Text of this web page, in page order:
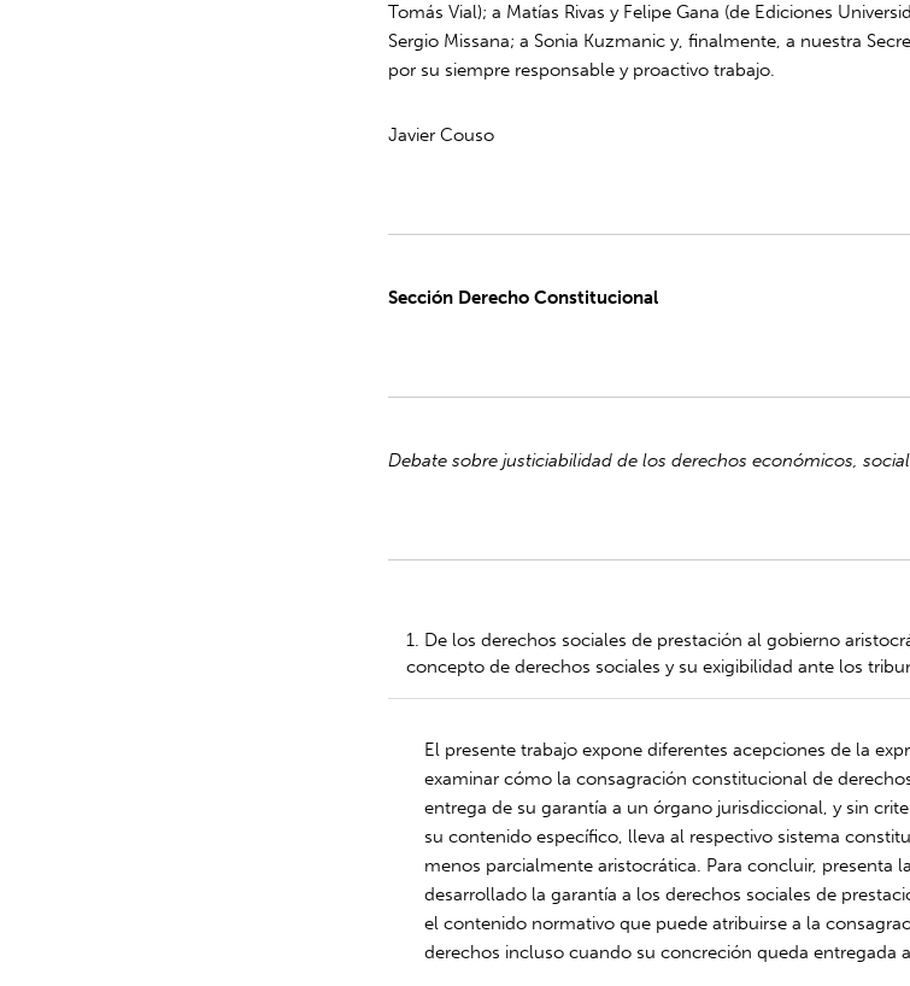
Tomás Vial); a Matías Rivas y Felipe Gana (de Ediciones
Sergio Missana; a Sonia Kuzmanic y, finalmente, a nuestra
por su siempre responsable y proactivo trabajo.
Javier Couso
Sección Derecho Constitucional
Debate sobre justiciabilidad de los derechos económicos,
1. De los derechos sociales de prestación al gobierno
concepto de derechos sociales y su exigibilidad ante los
El presente trabajo expone diferentes acepciones de la
examinar cómo la consagración constitucional de
entrega de su garantía a un órgano jurisdiccional, y sin
su contenido específico, lleva al respectivo sistema
menos parcialmente aristocrática. Para concluir, presenta
desarrollado la garantía a los derechos sociales de
el contenido normativo que puede atribuirse a la
derechos incluso cuando su concreción queda entregada